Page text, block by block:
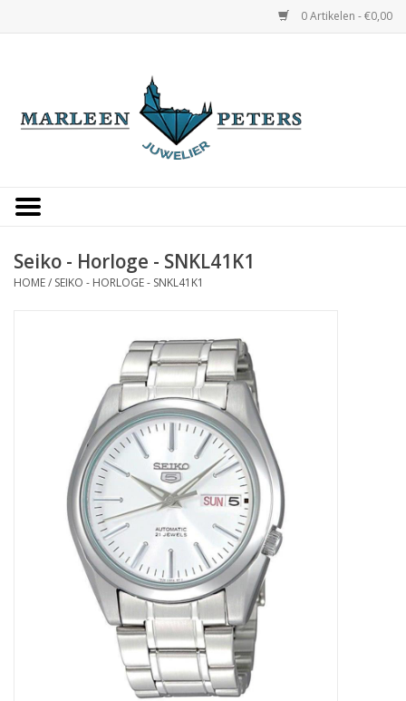
0 Artikelen - €0,00
Occasions
Trouwringen
Overige
Merken
Cadeaukaarten
Seiko - Horloge - SNKL41K1
HOME/ SEIKO - HORLOGE - SNKL41K1